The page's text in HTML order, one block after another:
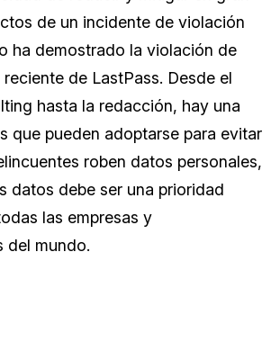
de un incidente de violación
ha demostrado la violación de
de LastPass. Desde el
hasta la redacción, hay una
que pueden adoptarse para evitar
roben datos personales,
datos debe ser una prioridad
las empresas y
del mundo.